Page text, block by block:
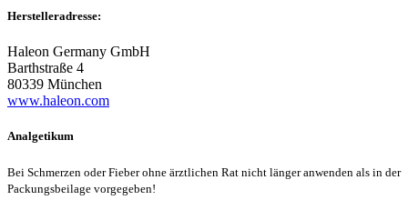
Herstelleradresse:
Haleon Germany GmbH
Barthstraße 4
80339 München
www.haleon.com
Analgetikum
Bei Schmerzen oder Fieber ohne ärztlichen Rat nicht länger anwenden als in der
Packungsbeilage vorgegeben!